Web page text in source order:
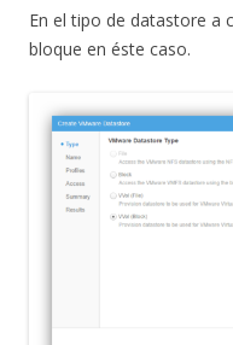
En el tipo de datastore a
bloque en éste caso.